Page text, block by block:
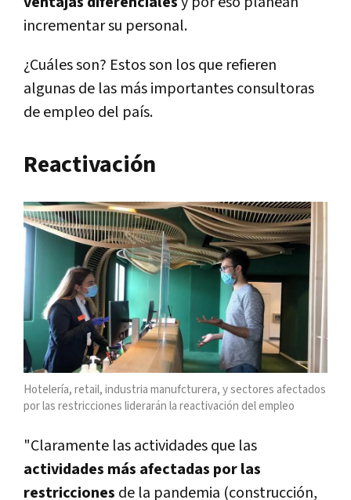
incrementar su personal.
¿Cuáles son? Estos son los que refieren
algunas de las más importantes consultoras
de empleo del país.
Reactivación
Hotelería, retail, industria manufcturera, y sectores afectados
por las restricciones liderarán la reactivación del empleo
"Claramente las actividades que las
actividades más afectadas por las
restricciones de la pandemia (construcción,